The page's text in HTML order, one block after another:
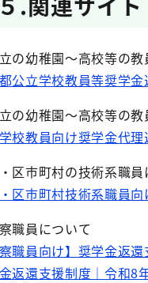
の幼稚園～高校等の教
公立学校教員等奨学
の幼稚園～高校等の教
校教員向け奨学金代
区市町村の技術系職員
・区市町村技術系職員
職員について
察職員向け】奨学金返
返還支援制度｜令和